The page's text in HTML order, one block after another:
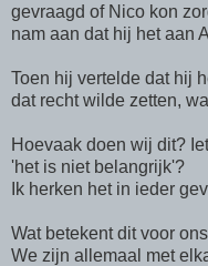
gevraagd of Nico kon
nam aan dat hij het aan
Toen hij vertelde dat hij
dat recht wilde zetten,
Hoevaak doen wij dit?
'het is niet belangrijk'?
Ik herken het in ieder
Wat betekent dit voor
We zijn allemaal met